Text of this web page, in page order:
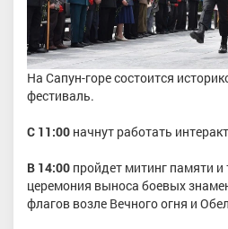
На Сапун-горе состоится
фестиваль.
С 11:00 начнут работать
В 14:00 пройдет митинг памяти и
церемония выноса боевых
флагов возле Вечного огня и